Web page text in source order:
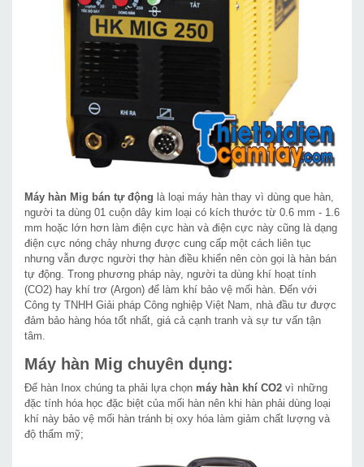
Máy hàn Mig bán tự động là loại máy hàn thay vì dùng que hàn,
người ta dùng 01 cuộn dây kim loại có kích thước từ 0.6 mm - 1.6
mm hoặc lớn hơn làm điện cực hàn và điện cực này cũng là dạng
điện cực nóng chảy nhưng được cung cấp một cách liên tục
nhưng vẫn được người thợ hàn điều khiển nên còn gọi là hàn bán
tự động. Trong phương pháp này, người ta dùng khí hoạt tính
(CO2) hay khí trơ (Argon) để làm khí bảo vệ mối hàn. Đến với
Công ty TNHH Giải pháp Công nghiệp Việt Nam, nhà đầu tư được
đảm bảo hàng hóa tốt nhất, giá cả cạnh tranh và sự tư vấn tận
tâm.
Máy hàn Mig chuyên dụng:
Để hàn Inox chúng ta phải lựa chọn máy hàn khí CO2 vì những
đặc tính hóa học đặc biệt của mối hàn nên khi hàn phải dùng loại
khí này bảo vệ mối hàn tránh bị oxy hóa làm giảm chất lượng và
độ thẩm mỹ;